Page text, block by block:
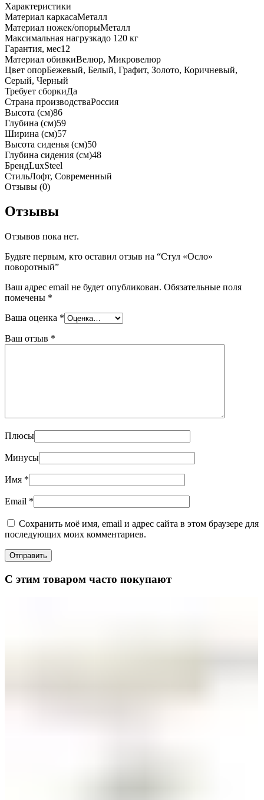
Характеристики
Материал каркасаМеталл
Материал ножек/опорыМеталл
Максимальная нагрузкадо 120 кг
Гарантия, мес12
Материал обивкиВелюр, Микровелюр
Цвет опорБежевый, Белый, Графит, Золото, Коричневый,
Серый, Черный
Требует сборкиДа
Страна производстваРоссия
Высота (см)86
Глубина (см)59
Ширина (см)57
Высота сиденья (см)50
Глубина сидения (см)48
БрендLuxSteel
СтильЛофт, Современный
Отзывы (0)
Отзывы
Отзывов пока нет.
Будьте первым, кто оставил отзыв на “Стул «Осло»
поворотный”
Ваш адрес email не будет опубликован. Обязательные поля
помечены *
Ваша оценка *
Ваш отзыв *
Плюсы
Минусы
Имя *
Email *
Сохранить моё имя, email и адрес сайта в этом браузере для
последующих моих комментариев.
С этим товаром часто покупают